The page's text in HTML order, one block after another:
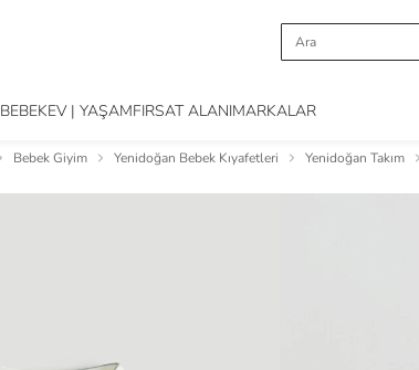
BEBEKEV | YAŞAMFIRSAT ALANIMARKALAR
Bebek Giyim Yenidoğan Bebek Kıyafetleri Yenidoğan Takım